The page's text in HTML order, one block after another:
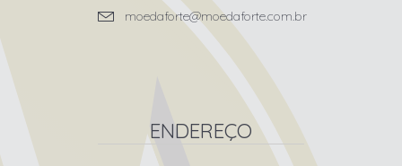
moedaforte@moedaforte.com.br
ENDEREÇO